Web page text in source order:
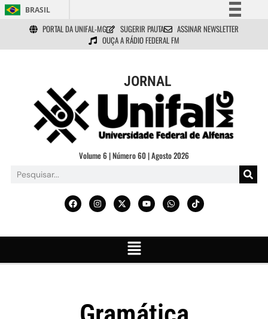
BRASIL
Simplifique!
Comunica BR
Acesso à informação
Legislação
Canais
PORTAL DA UNIFAL-MG SUGERIR PAUTA
ASSINAR NEWSLETTER
OUÇA A RÁDIO FEDERAL FM
JORNAL
Volume 6 | Número 60 | Agosto 2026